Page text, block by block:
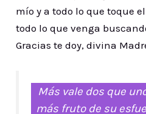
mío y a todo lo que toque
todo lo que venga
Gracias te doy, divina
Más vale dos que
más fruto de su